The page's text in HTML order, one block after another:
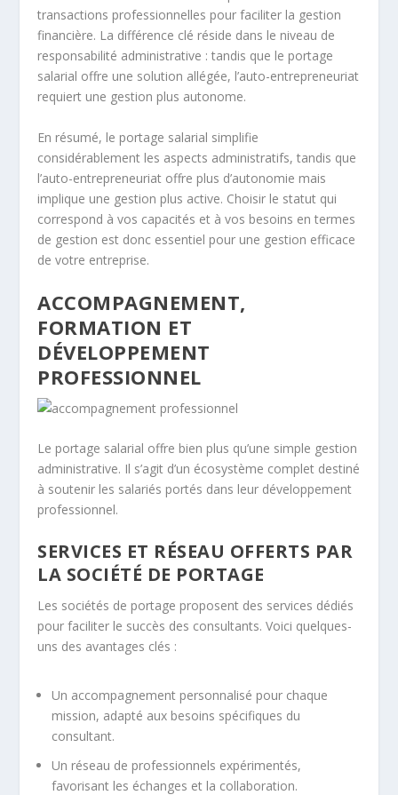
transactions professionnelles pour faciliter la gestion
financière. La différence clé réside dans le niveau de
responsabilité administrative : tandis que le portage
salarial offre une solution allégée, l’auto-entrepreneuriat
requiert une gestion plus autonome.
En résumé, le portage salarial simplifie
considérablement les aspects administratifs, tandis que
l’auto-entrepreneuriat offre plus d’autonomie mais
implique une gestion plus active. Choisir le statut qui
correspond à vos capacités et à vos besoins en termes
de gestion est donc essentiel pour une gestion efficace
de votre entreprise.
ACCOMPAGNEMENT,
FORMATION ET
DÉVELOPPEMENT
PROFESSIONNEL
Le portage salarial offre bien plus qu’une simple gestion
administrative. Il s’agit d’un écosystème complet destiné
à soutenir les salariés portés dans leur développement
professionnel.
SERVICES ET RÉSEAU OFFERTS PAR
LA SOCIÉTÉ DE PORTAGE
Les sociétés de portage proposent des services dédiés
pour faciliter le succès des consultants. Voici quelques-
uns des avantages clés :
Un accompagnement personnalisé pour chaque
mission, adapté aux besoins spécifiques du
consultant.
Un réseau de professionnels expérimentés,
favorisant les échanges et la collaboration.